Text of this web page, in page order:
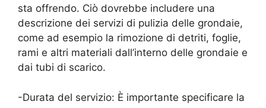
sta offrendo. Ciò dovrebbe includere una
descrizione dei servizi di pulizia delle grondaie,
come ad esempio la rimozione di detriti, foglie,
rami e altri materiali dall’interno delle grondaie e
dai tubi di scarico.
-Durata del servizio: È importante specificare la